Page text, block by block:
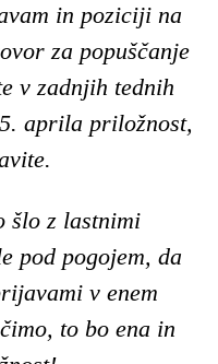
in poziciji na
za popuščanje
v zadnjih tednih
aprila priložnost,
šlo z lastnimi
pod pogojem, da
v enem
to bo ena in